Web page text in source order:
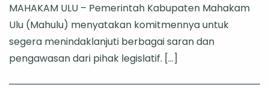
Realisasi
APBD
Mahulu
MAHAKAM ULU – Pemerintah Kabupaten Mahakam
Ulu (Mahulu) menyatakan komitmennya untuk
segera menindaklanjuti berbagai saran dan
pengawasan dari pihak legislatif. […]